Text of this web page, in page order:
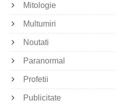
Mitologie
Multumiri
Noutati
Paranormal
Profetii
Publicitate